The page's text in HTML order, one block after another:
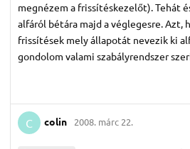
megnézem a frissítéskezelőt). Tehát
alfáról bétára majd a véglegesre. Azt,
frissítések mely állapotát nevezik ki
gondolom valami szabályrendszer
C colin 2008. márc 22.